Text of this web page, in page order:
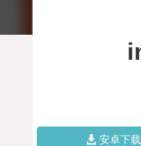
安卓下载